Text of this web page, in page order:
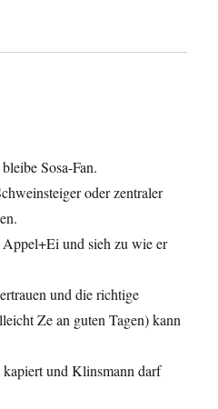
Sosa-Fan.
oder zentraler
und sieh zu wie er
und die richtige
Ze an guten Tagen) kann
und Klinsmann darf